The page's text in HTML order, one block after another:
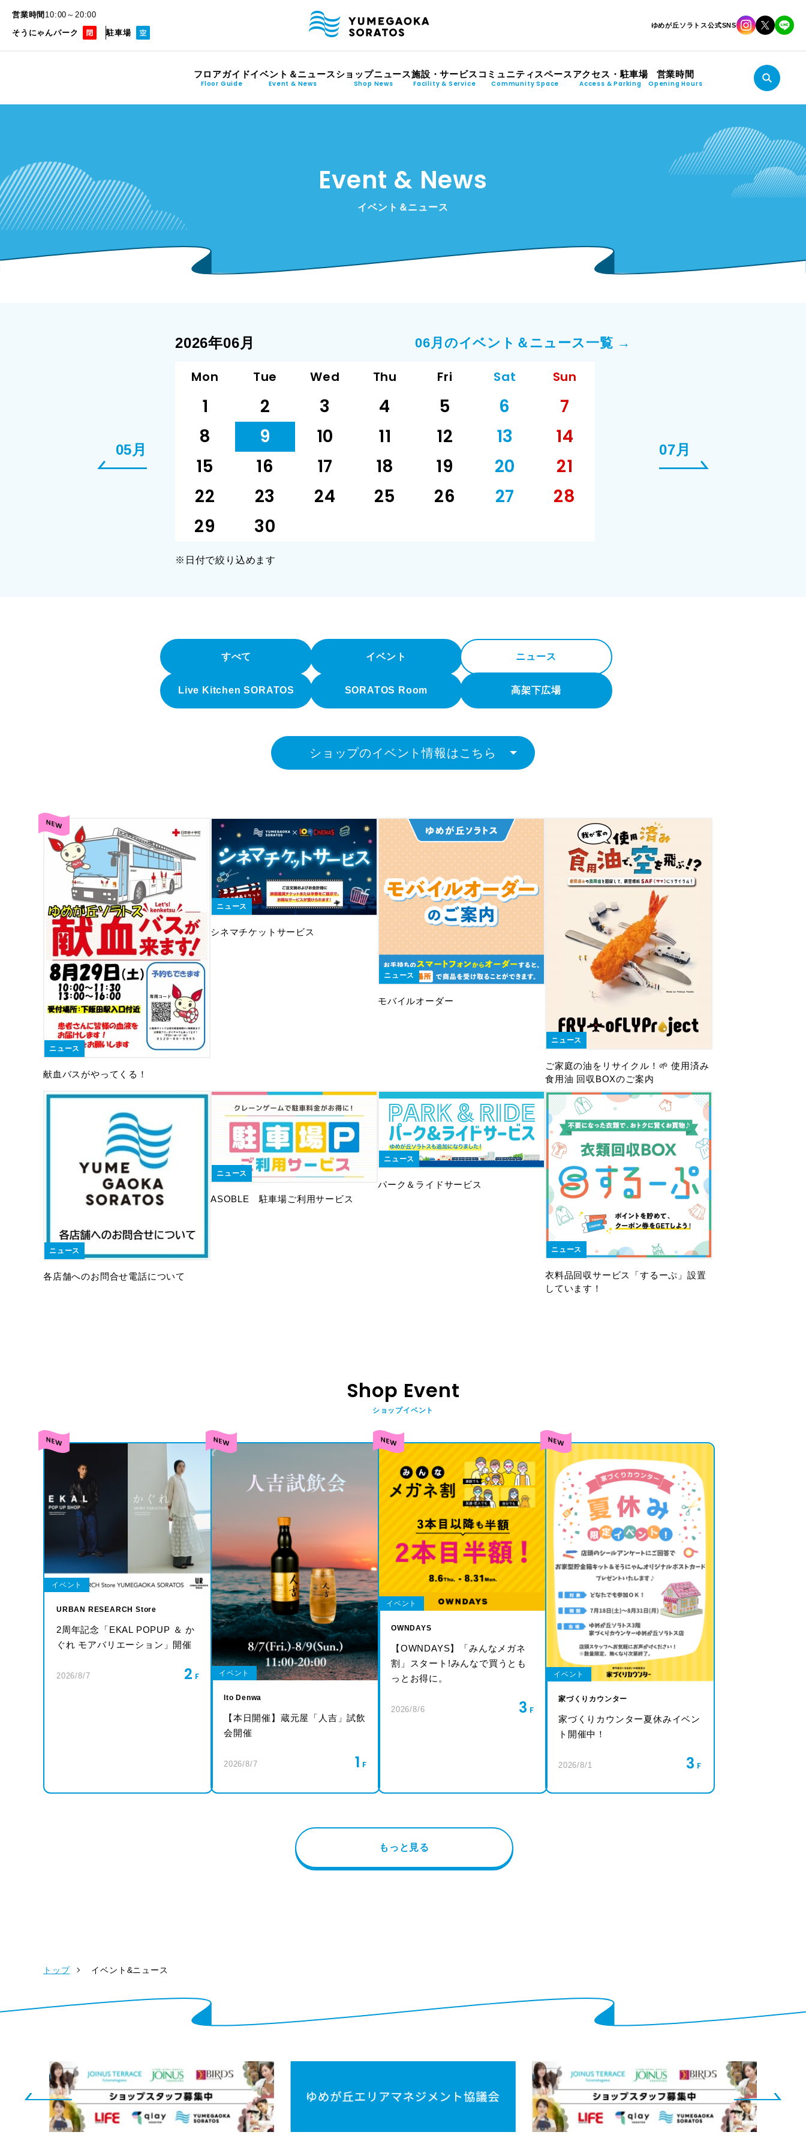
営業時間 10:00～20:00
そうにゃんパーク
駐車場
ゆめが丘ソラトス公式SNS
フロアガイド
Floor Guide
イベント＆ニュース
Event & News
ショップニュース
Shop News
施設・サービス
Facility & Service
コミュニティスペース
Community Space
アクセス・駐車場
Access & Parking
営業時間
Opening Hours
Event & News
イベント＆ニュース
05月
2026年06月 06月のイベント＆ニュース一覧 →
Mon Tue Wed Thu Fri Sat Sun
1 2 3 4 5 6
7
8
9 10 11 12 13
14
15
16 17 18 19 20
21
22
23 24 25 26 27
28
29
30
※日付で絞り込めます
07月
すべて イベント ニュース
Live Kitchen SORATOS SORATOS Room 高架下広場
ショップのイベント情報はこちら
ニュース
献血バスがやってくる！
ニュース
シネマチケットサービス
ニュース
モバイルオーダー
ニュース
ご家庭の油をリサイクル！🌱 使用済み
食用油 回収BOXのご案内
ニュース
各店舗へのお問合せ電話について
ニュース
ASOBLE 駐車場ご利用サービス
ニュース
パーク＆ライドサービス
ニュース
衣料品回収サービス「するーぷ」設置
しています！
Shop Event
ショップイベント
イベント
URBAN RESEARCH Store
2周年記念「EKAL POPUP ＆ か
ぐれ モアバリエーション」開催
2026/8/7 2 イベント
Ito Denwa
【本日開催】蔵元屋「人吉」試飲
会開催
2026/8/7 1
イベント
OWNDAYS
【OWNDAYS】「みんなメガネ
割」スタート!みんなで買うとも
っとお得に。
2026/8/6 3
イベント
家づくりカウンター
家づくりカウンター夏休みイベン
ト開催中！
2026/8/1 3
もっと見る
トップ イベント&ニュース